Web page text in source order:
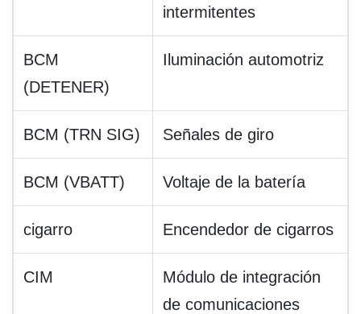
intermitentes
BCM
(DETENER)
Iluminación automotriz
BCM (TRN SIG) Señales de giro
BCM (VBATT) Voltaje de la batería
cigarro Encendedor de cigarros
CIM
Módulo de integración
de comunicaciones